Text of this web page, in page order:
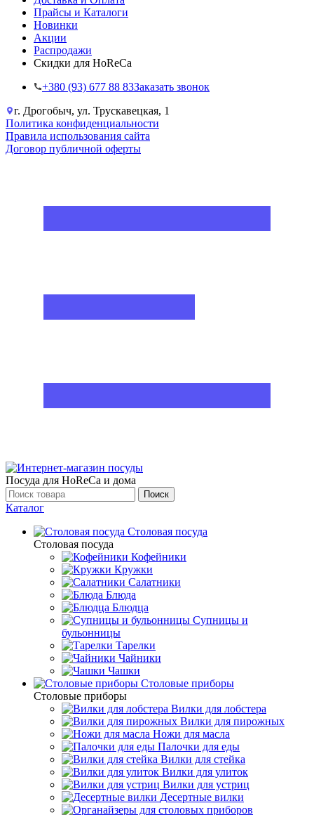
Прайсы и Каталоги
Новинки
Акции
Распродажи
Скидки для HoReCa
+38‎0 (93) 677 88 83Заказать звонок
г. Дрогобыч, ул. Трускавецкая, 1
Политика конфиденциальности
Правила использования сайта
Договор публичной оферты
Посуда для HoReCa и дома
Поиск
Каталог
Столовая посуда
Столовая посуда
Кофейники
Кружки
Салатники
Блюда
Блюдца
Супницы и
бульонницы
Тарелки
Чайники
Чашки
Cтоловые приборы
Cтоловые приборы
Вилки для лобстера
Вилки для пирожных
Ножи для масла
Палочки для еды
Вилки для стейка
Вилки для улиток
Вилки для устриц
Десертные вилки